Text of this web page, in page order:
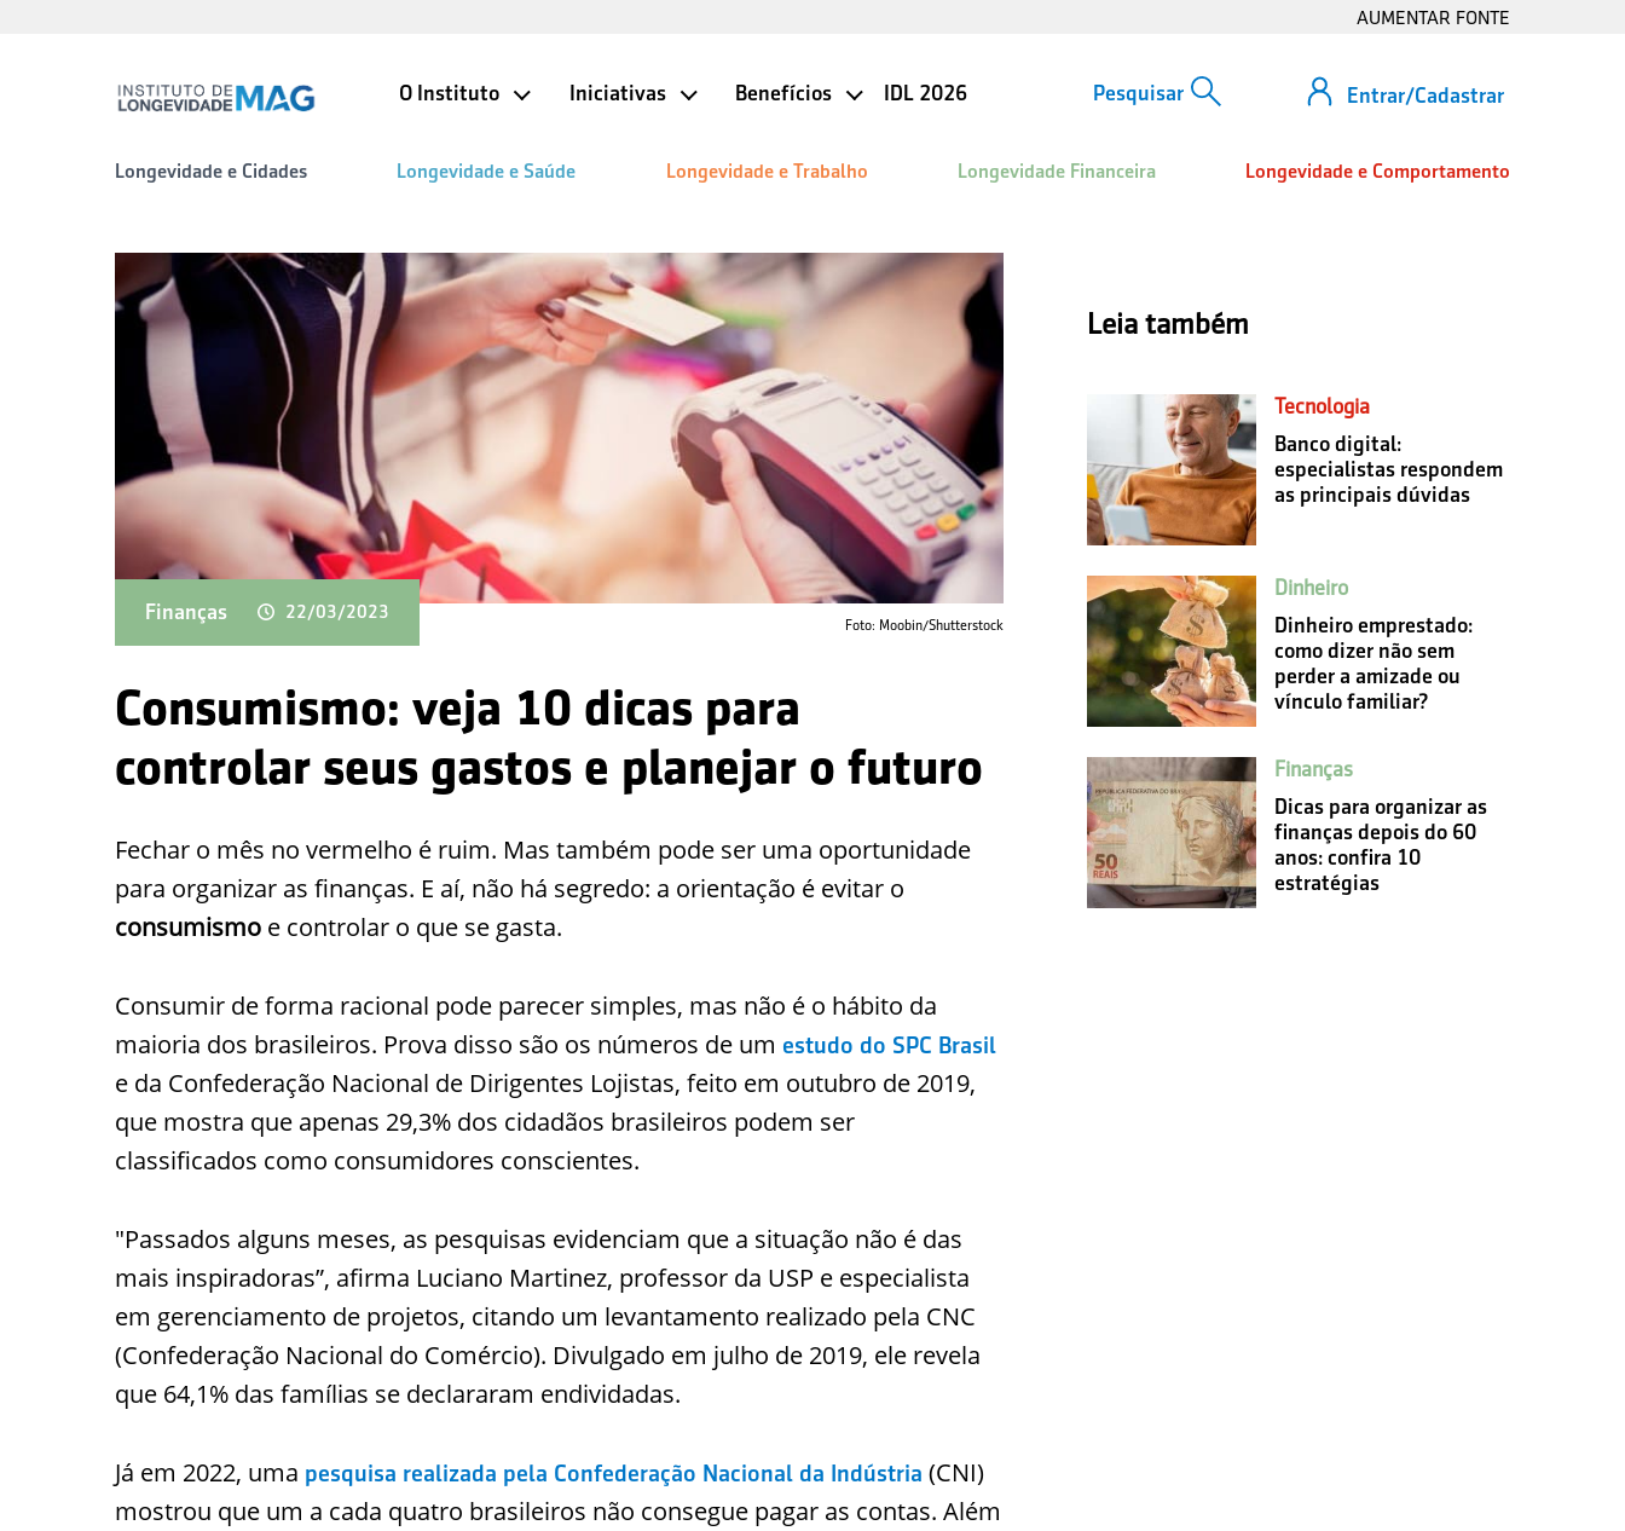
AUMENTAR FONTE
Entrar/Cadastrar
O Instituto Iniciativas Benefícios IDL 2026
Longevidade e Cidades Longevidade e Saúde Longevidade e Trabalho Longevidade Financeira Longevidade e Comportamento
Foto: Moobin/Shutterstock
Finanças 22/03/2023
Consumismo: veja 10 dicas para
controlar seus gastos e planejar o futuro
Fechar o mês no vermelho é ruim. Mas também pode ser uma oportunidade
para organizar as finanças. E aí, não há segredo: a orientação é evitar o
consumismo e controlar o que se gasta.
Consumir de forma racional pode parecer simples, mas não é o hábito da
maioria dos brasileiros. Prova disso são os números de um estudo do SPC Brasil
e da Confederação Nacional de Dirigentes Lojistas, feito em outubro de 2019,
que mostra que apenas 29,3% dos cidadãos brasileiros podem ser
classificados como consumidores conscientes.
"Passados alguns meses, as pesquisas evidenciam que a situação não é das
mais inspiradoras”, afirma Luciano Martinez, professor da USP e especialista
em gerenciamento de projetos, citando um levantamento realizado pela CNC
(Confederação Nacional do Comércio). Divulgado em julho de 2019, ele revela
que 64,1% das famílias se declararam endividadas.
Já em 2022, uma pesquisa realizada pela Confederação Nacional da Indústria (CNI)
mostrou que um a cada quatro brasileiros não consegue pagar as contas. Além
Leia também
Tecnologia
Banco digital:
especialistas respondem
as principais dúvidas
Dinheiro
Dinheiro emprestado:
como dizer não sem
perder a amizade ou
vínculo familiar?
Finanças
Dicas para organizar as
finanças depois do 60
anos: confira 10
estratégias